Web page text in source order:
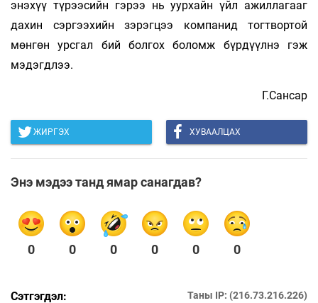
энэхүү түрээсийн гэрээ нь уурхайн үйл ажиллагааг
дахин сэргээхийн зэрэгцээ компанид тогтвортой
мөнгөн урсгал бий болгох боломж бүрдүүлнэ гэж
мэдэгдлээ.
Г.Сансар
ЖИРГЭХ ХУВААЛЦАХ
Энэ мэдээ танд ямар санагдав?
0 0 0 0 0 0
Сэтгэгдэл: Таны IP: (216.73.216.226)